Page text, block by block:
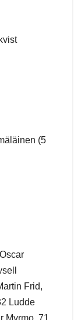
(5
Frid,
Ludde
Myrmo, 71